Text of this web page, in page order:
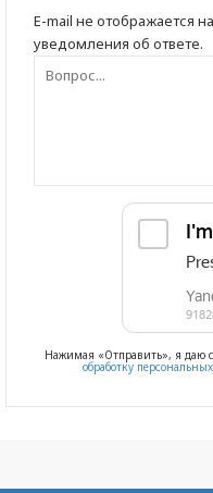
E-mail не отображается
уведомления об ответе.
Нажимая «Отправить», я даю
обработку